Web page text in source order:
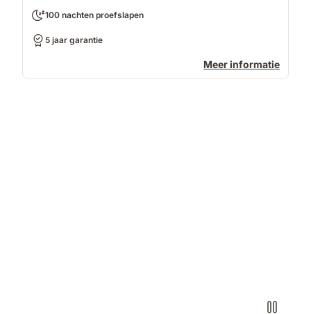
100 nachten proefslapen
5 jaar garantie
Meer informatie